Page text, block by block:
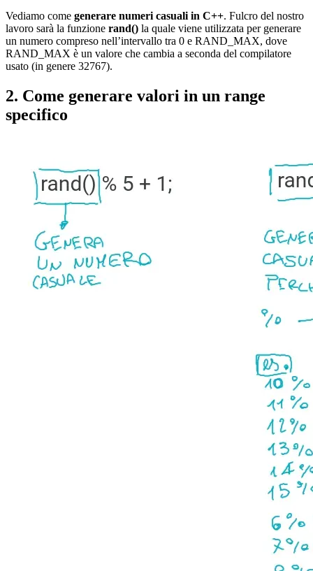
Vediamo come generare numeri casuali in C++. Fulcro del nostro
lavoro sarà la funzione rand() la quale viene utilizzata per generare
un numero compreso nell’intervallo tra 0 e RAND_MAX, dove
RAND_MAX è un valore che cambia a seconda del compilatore
usato (in genere 32767).
2. Come generare valori in un range
specifico